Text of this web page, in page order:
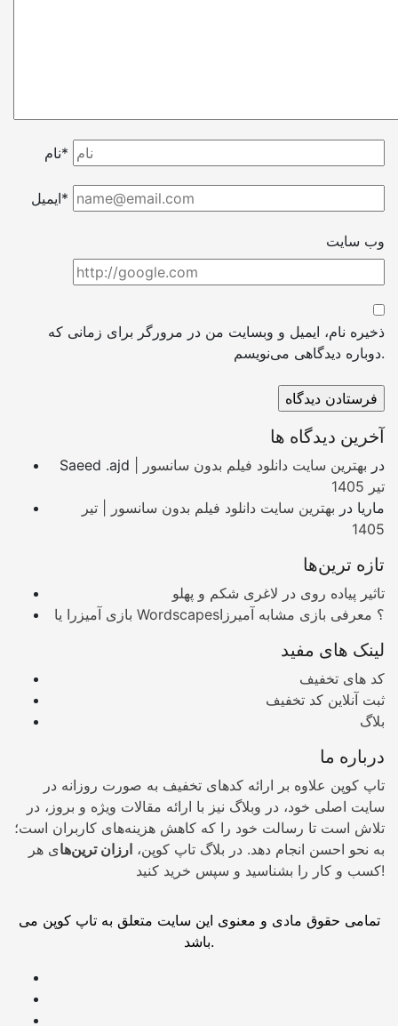
نام*
ایمیل*
وب سایت
ذخیره نام، ایمیل و وبسایت من در مرورگر برای زمانی که
دوباره دیدگاهی می‌نویسم.
آخرین دیدگاه ها
Saeed .ajd در بهترین سایت دانلود فیلم بدون سانسور |
تیر 1405
ماریا در بهترین سایت دانلود فیلم بدون سانسور | تیر
1405
تازه ترین‌ها
تاثیر پیاده روی در لاغری شکم و پهلو
بازی آمیزرا یا Wordscapes؟ معرفی بازی مشابه آمیرزا
لینک های مفید
کد های تخفیف
ثبت آنلاین کد تخفیف
بلاگ
درباره ما
تاپ کوپن علاوه بر ارائه کدهای تخفیف به صورت روزانه در
سایت اصلی خود، در وبلاگ نیز با ارائه مقالات ویژه و بروز، در
تلاش است تا رسالت خود را که کاهش هزینه‌های کاربران است؛
به نحو احسن انجام دهد. در بلاگ تاپ کوپن، ارزان ترین‌های هر
کسب و کار را بشناسید و سپس خرید کنید!
تمامی حقوق مادی و معنوی این سایت متعلق به تاپ کوپن می
باشد.